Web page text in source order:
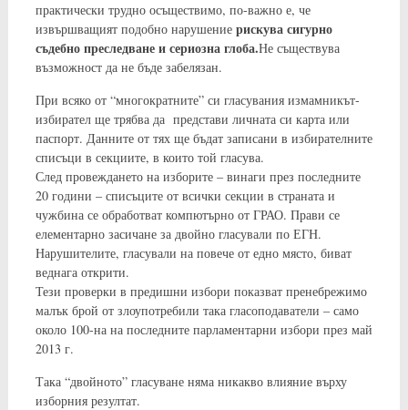
практически трудно осъществимо, по-важно е, че
извършващият подобно нарушение рискува сигурно
съдебно преследване и сериозна глоба.Не съществува
възможност да не бъде забелязан.
При всяко от “многократните” си гласувания измамникът-
избирател ще трябва да представи личната си карта или
паспорт. Данните от тях ще бъдат записани в избирателните
списъци в секциите, в които той гласува.
След провеждането на изборите – винаги през последните
20 години – списъците от всички секции в страната и
чужбина се обработват компютърно от ГРАО. Прави се
елементарно засичане за двойно гласували по ЕГН.
Нарушителите, гласували на повече от едно място, биват
веднага открити.
Тези проверки в предишни избори показват пренебрежимо
малък брой от злоупотребили така гласоподаватели – само
около 100-на на последните парламентарни избори през май
2013 г.
Така “двойното” гласуване няма никакво влияние върху
изборния резултат.